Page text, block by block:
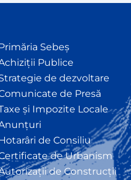
Sebeș
Publice
de dezvoltare
de Presă
și Impozite Locale
de Consiliu
de Urbanism
de Construcții